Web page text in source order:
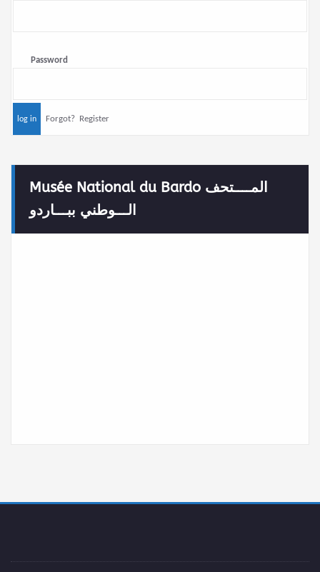
Password
Forgot? Register
Musée National du Bardo المــــتحف
الـــوطني ببـــاردو